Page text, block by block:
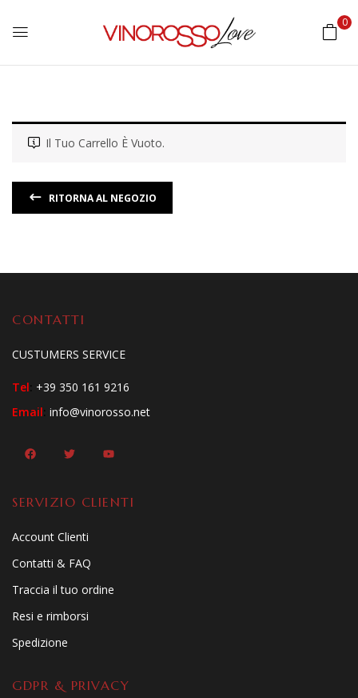
0
Il Tuo Carrello È Vuoto.
RITORNA AL NEGOZIO
CONTATTI
CUSTUMERS SERVICE
Tel: +39 350 161 9216
Email: info@vinorosso.net
SERVIZIO CLIENTI
Account Clienti
Contatti & FAQ
Traccia il tuo ordine
Resi e rimborsi
Spedizione
GDPR & PRIVACY